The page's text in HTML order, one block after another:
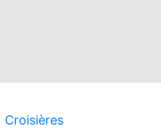
Croisières